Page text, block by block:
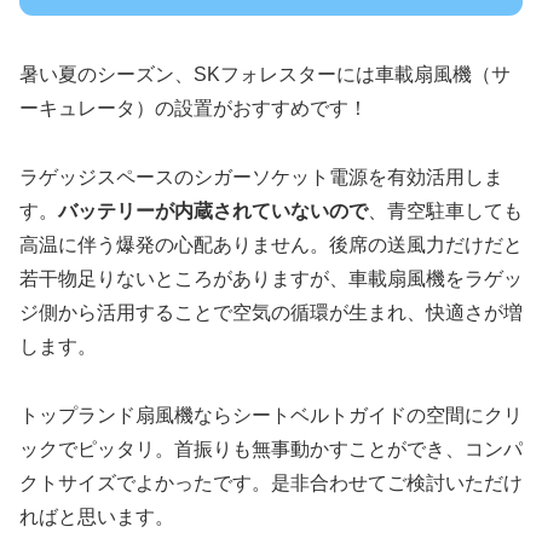
暑い夏のシーズン、SKフォレスターには車載扇風機（サ
ーキュレータ）の設置がおすすめです！
ラゲッジスペースのシガーソケット電源を有効活用しま
す。バッテリーが内蔵されていないので、青空駐車しても
高温に伴う爆発の心配ありません。後席の送風力だけだと
若干物足りないところがありますが、車載扇風機をラゲッ
ジ側から活用することで空気の循環が生まれ、快適さが増
します。
トップランド扇風機ならシートベルトガイドの空間にクリ
ックでピッタリ。首振りも無事動かすことができ、コンパ
クトサイズでよかったです。是非合わせてご検討いただけ
ればと思います。